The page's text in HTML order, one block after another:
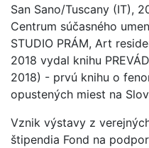
San Sano/Tuscany (IT),
Centrum súčasného
STUDIO PRÁM, Art
2018 vydal knihu
2018) - prvú knihu o
opustených miest na
Vznik výstavy z
štipendia Fond na